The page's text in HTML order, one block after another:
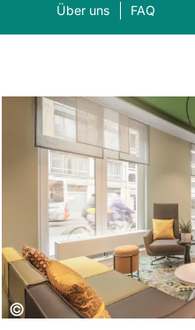
Über uns FAQ
Was
Copyright:
©